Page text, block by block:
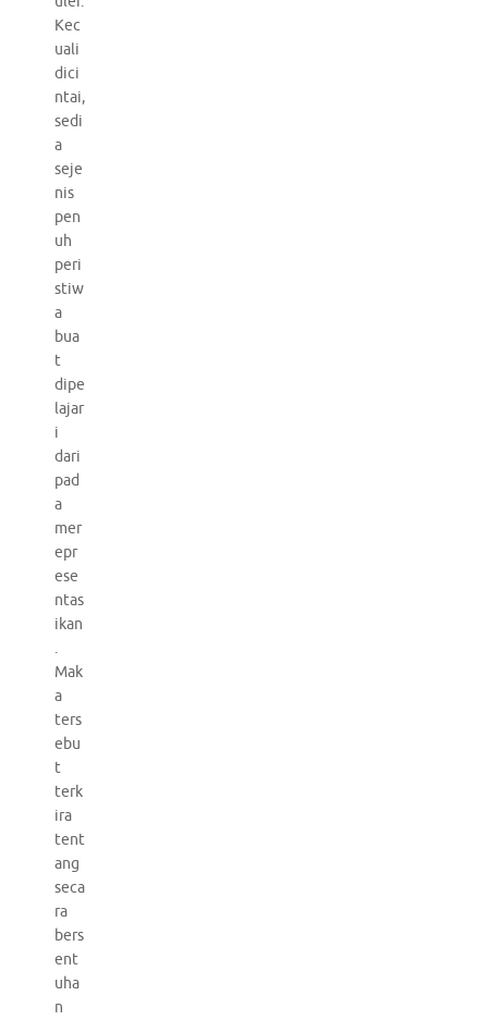
Kec
uali
dici
ntai,
sedi
a
seje
nis
pen
uh
peri
stiw
a
bua
t
dipe
lajar
i
dari
pad
a
mer
epr
ese
ntas
ikan
.
Mak
a
ters
ebu
t
terk
ira
tent
ang
seca
ra
bers
ent
uha
n